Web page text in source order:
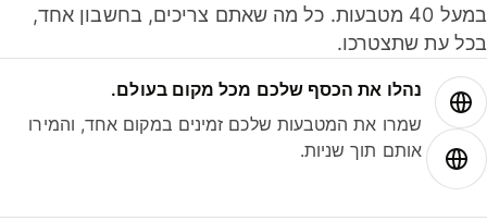
במעל 40 מטבעות. כל מה שאתם צריכים, בחשבון אחד,
עת שתצטרכו.
נהלו את הכסף שלכם מכל מקום בעולם.
שמרו את המטבעות שלכם זמינים במקום אחד, והמירו
אותם תוך שניות.